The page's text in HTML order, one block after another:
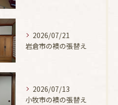
2026/07/21
岩倉市の襖の張替え
2026/07/13
小牧市の襖の張替え